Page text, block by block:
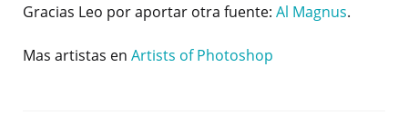
Gracias Leo por aportar otra fuente: Al Magnus.
Mas artistas en Artists of Photoshop